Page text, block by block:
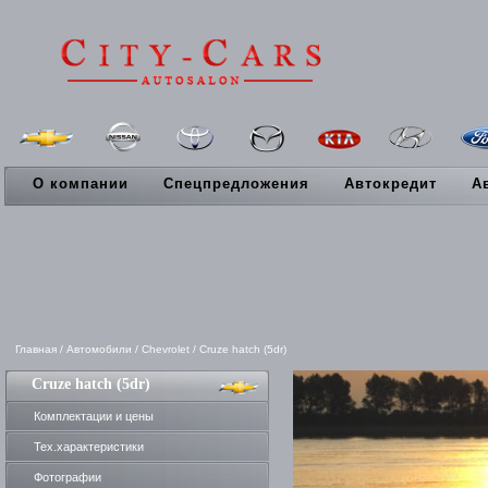
О компании Спецпредложения Автокредит
Главная / Автомобили / Chevrolet / Cruze hatch (5dr)
Cruze hatch (5dr)
Комплектации и цены
Тех.характеристики
Фотографии